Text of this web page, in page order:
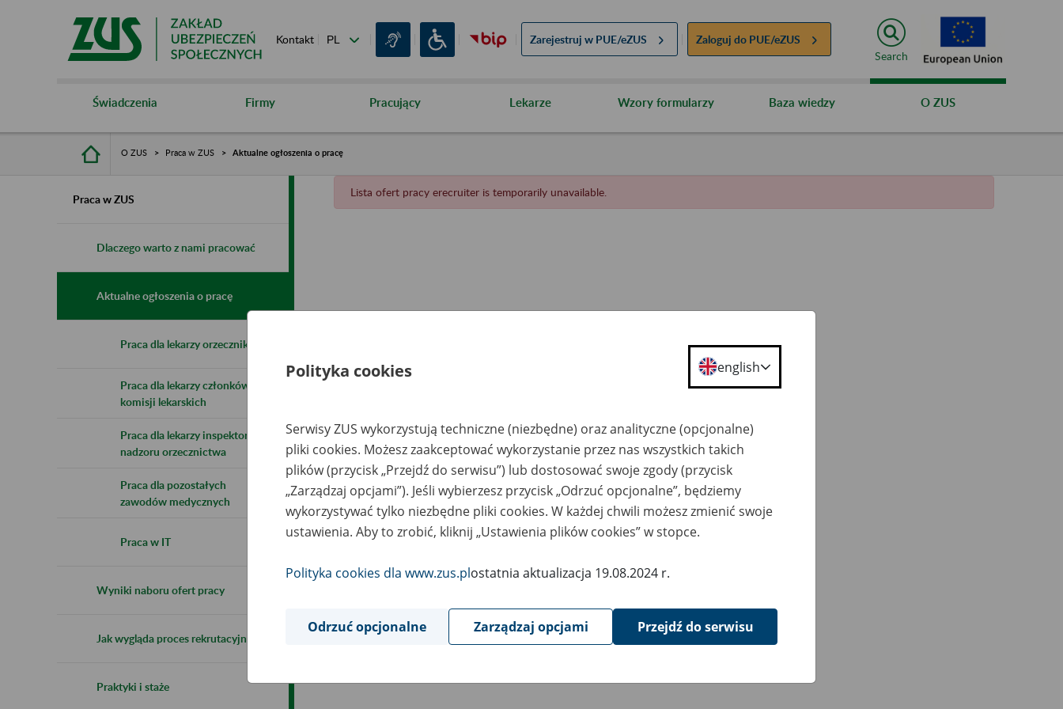
Kontakt Zarejestruj w PUE/eZUS Zaloguj do PUE/eZUS
Search
Świadczenia Firmy Pracujący Lekarze Wzory formularzy Baza wiedzy O ZUS
O ZUS Praca w ZUS Aktualne ogłoszenia o pracę
Praca w ZUS
Dlaczego warto z nami pracować
Aktualne ogłoszenia o pracę
Praca dla lekarzy orzeczników
Praca dla lekarzy członków
komisji lekarskich
Praca dla lekarzy inspektorów
nadzoru orzecznictwa
Praca dla pozostałych
zawodów medycznych
Praca w IT
Wyniki naboru ofert pracy
Jak wygląda proces rekrutacyjny
Praktyki i staże
Lista ofert pracy erecruiter is temporarily unavailable.
Polityka cookies english
Serwisy ZUS wykorzystują techniczne (niezbędne) oraz analityczne (opcjonalne)
pliki cookies. Możesz zaakceptować wykorzystanie przez nas wszystkich takich
plików (przycisk „Przejdź do serwisu”) lub dostosować swoje zgody (przycisk
„Zarządzaj opcjami”). Jeśli wybierzesz przycisk „Odrzuć opcjonalne”, będziemy
wykorzystywać tylko niezbędne pliki cookies. W każdej chwili możesz zmienić swoje
ustawienia. Aby to zrobić, kliknij „Ustawienia plików cookies” w stopce.
Polityka cookies dla www.zus.plostatnia aktualizacja 19.08.2024 r.
Odrzuć opcjonalne Zarządzaj opcjami Przejdź do serwisu